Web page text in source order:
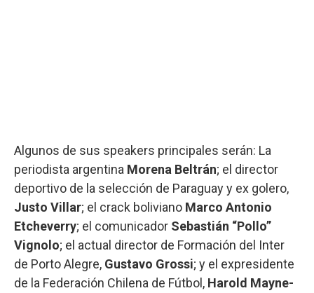
Algunos de sus speakers principales serán: La
periodista argentina Morena Beltrán; el director
deportivo de la selección de Paraguay y ex golero,
Justo Villar; el crack boliviano Marco Antonio
Etcheverry; el comunicador Sebastián “Pollo”
Vignolo; el actual director de Formación del Inter
de Porto Alegre, Gustavo Grossi; y el expresidente
de la Federación Chilena de Fútbol, Harold Mayne-